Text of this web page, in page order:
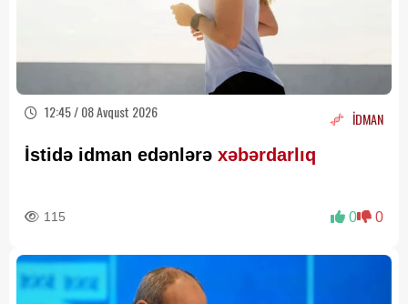
12:45 / 08 Avqust 2026 İDMAN
İstidə idman edənlərə xəbərdarlıq
115 0 0